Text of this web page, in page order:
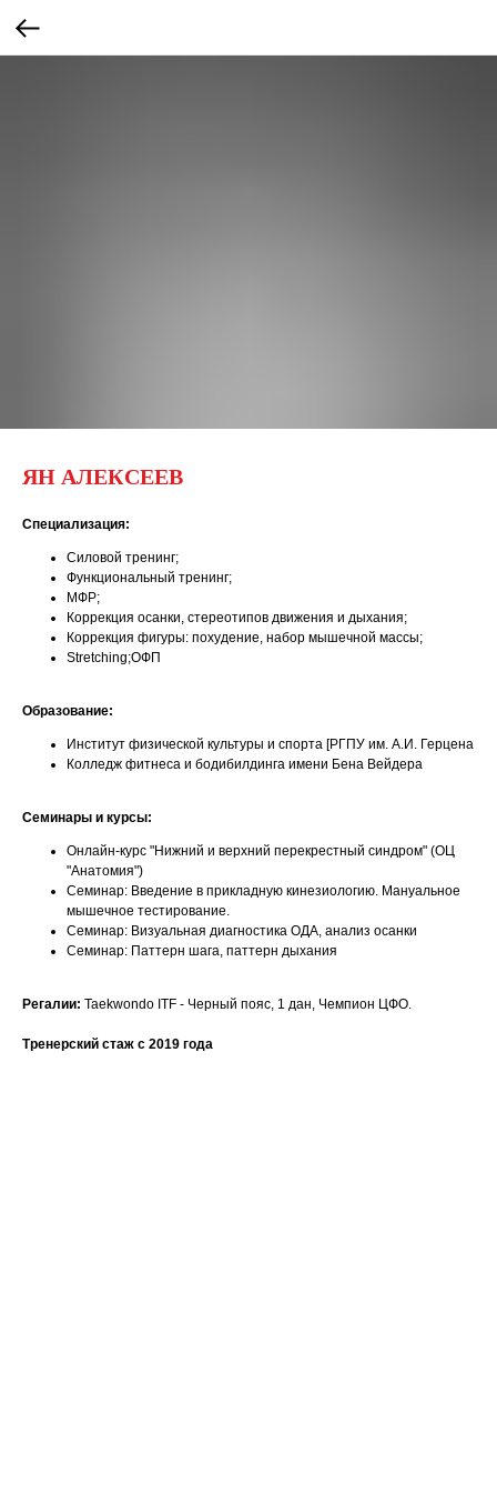
ЯН АЛЕКСЕЕВ
Специализация:
Силовой тренинг;
Функциональный тренинг;
МФР;
Коррекция осанки, стереотипов движения и дыхания;
Коррекция фигуры: похудение, набор мышечной массы;
Stretching;ОФП
Образование:
Институт физической культуры и спорта [РГПУ им. А.И. Герцена
Колледж фитнеса и бодибилдинга имени Бена Вейдера
Семинары и курсы:
Онлайн-курс "Нижний и верхний перекрестный синдром" (ОЦ
"Анатомия")
Семинар: Введение в прикладную кинезиологию. Мануальное
мышечное тестирование.
Семинар: Визуальная диагностика ОДА, анализ осанки
Семинар: Паттерн шага, паттерн дыхания
Регалии: Taekwondo ITF - Черный пояс, 1 дан, Чемпион ЦФО.
Тренерский стаж c 2019 года